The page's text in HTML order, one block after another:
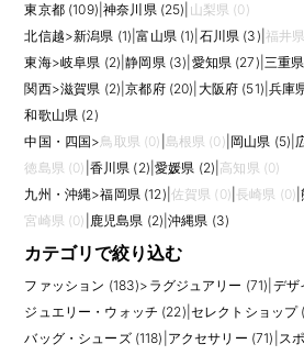
応募時には、売上予算の達成率、スタッフ人数
づくり、在庫消化、館イベントでの実績などを
ておくと、店舗責任者としての経験が伝わり
ごとに求められる経験や裁量は異なるため、仕
来のキャリアパス、チーム体制まで確認して
東京都 (109) |神奈川県 (25) 山梨県 (0)
北信越>新潟県 (1) |富山県 (1) 石川県 (3) 福井
東海>岐阜県 (2) |静岡県 (3) 愛知県 (27) 三重
関西>滋賀県 (2) |京都府 (20) 大阪府 (51) |兵庫
和歌山県 (2)
中国・四国>鳥取県 (0) 島根県 (0) 岡山県 (5)
徳島県 (0) 香川県 (2) 愛媛県 (2) 高知県 (0)
九州・沖縄>福岡県 (12) 佐賀県 (0) 長崎県 (0) |
宮崎県 (0) 鹿児島県 (2) |沖縄県 (3)
カテゴリで絞り込む
ファッション (183)> ラグジュアリー (71) デザ
ジュエリー・ウォッチ (22) セレクトショップ
バッグ・シューズ (118) アクセサリー (71) ス